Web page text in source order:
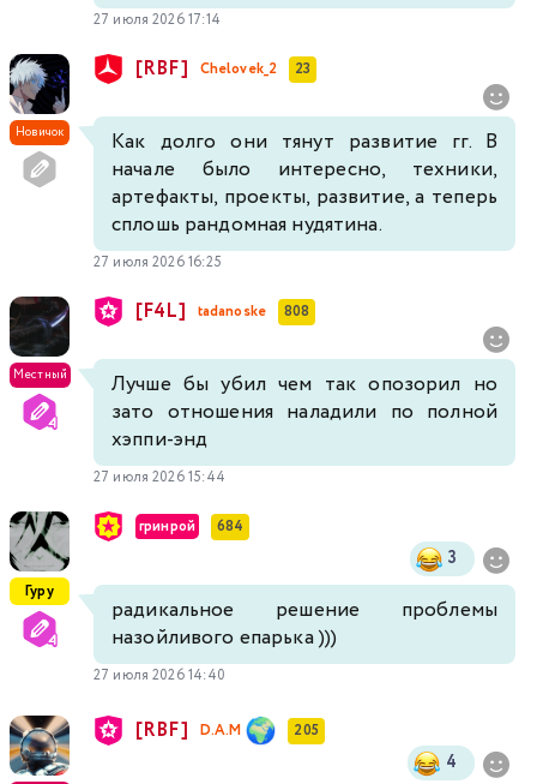
27 июля 2026 17:14
Новичок
[RBF] Chelovek_2 23
Как долго они тянут развитие гг. В
начале было интересно, техники,
артефакты, проекты, развитие, а теперь
сплошь рандомная нудятина.
27 июля 2026 16:25
Местный
[F4L] tadanoske 808
Лучше бы убил чем так опозорил но
зато отношения наладили по полной
хэппи-энд
27 июля 2026 15:44
Гуру
гринрой 684
3
радикальное решение проблемы
назойливого епарька )))
27 июля 2026 14:40
[RBF] D.A.M 205
4